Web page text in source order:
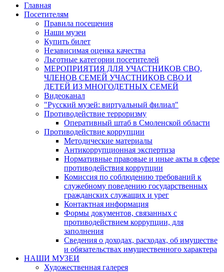
Главная
Посетителям
Правила посещения
Наши музеи
Купить билет
Независимая оценка качества
Льготные категории посетителей
МЕРОПРИЯТИЯ ДЛЯ УЧАСТНИКОВ СВО,
ЧЛЕНОВ СЕМЕЙ УЧАСТНИКОВ СВО И
ДЕТЕЙ ИЗ МНОГОДЕТНЫХ СЕМЕЙ
Видеоканал
"Русский музей: виртуальный филиал"
Противодействие терроризму
Оперативный штаб в Смоленской области
Противодействие коррупции
Методические материалы
Антикоррупционная экспертиза
Нормативные правовые и иные акты в сфере
противодействия коррупции
Комиссия по соблюдению требований к
служебному поведению государственных
гражданских служащих и урег
Контактная информация
Формы документов, связанных с
противодействием коррупции, для
заполнения
Сведения о доходах, расходах, об имуществе
и обязательствах имущественного характера
НАШИ МУЗЕИ
Художественная галерея